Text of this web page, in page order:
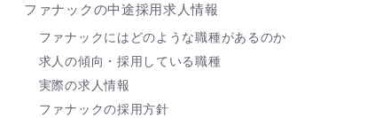
ファナックの中途採用求人情報
ファナックにはどのような職種があるのか
求人の傾向・採用している職種
実際の求人情報
ファナックの採用方針